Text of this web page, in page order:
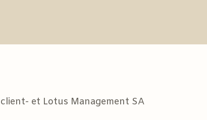
et Lotus Management SA